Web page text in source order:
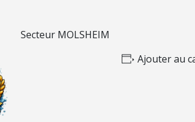
Secteur MOLSHEIM
Ajouter au